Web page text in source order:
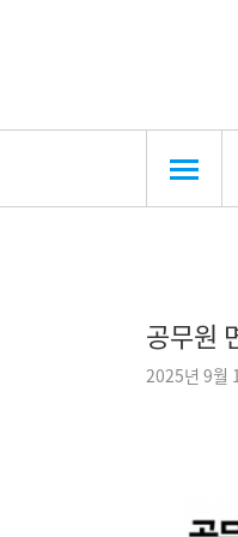
공무원
2025년 9월